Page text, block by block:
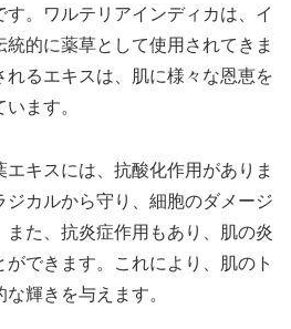
。ワルテリアインディカは、イ
的に薬草として使用されてきま
れるエキスは、肌に様々な恩恵を
ます。
キスには、抗酸化作用がありま
カルから守り、細胞のダメージ
また、抗炎症作用もあり、肌の炎
できます。これにより、肌のト
輝きを与えます。